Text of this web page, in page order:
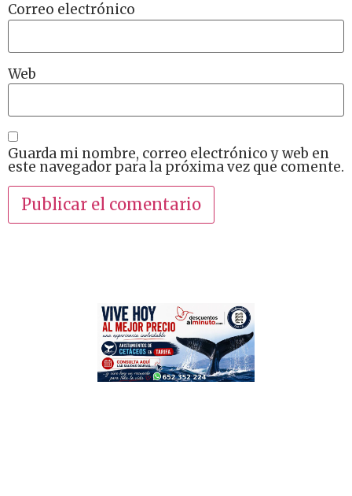
Correo electrónico
Web
Guarda mi nombre, correo electrónico y web en
este navegador para la próxima vez que comente.